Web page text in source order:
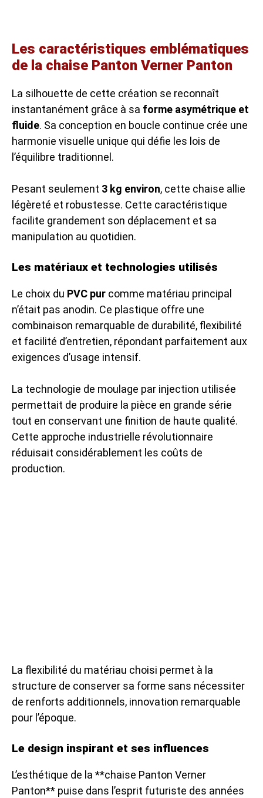
Les caractéristiques emblématiques
de la chaise Panton Verner Panton
La silhouette de cette création se reconnaît
instantanément grâce à sa forme asymétrique et
fluide. Sa conception en boucle continue crée une
harmonie visuelle unique qui défie les lois de
l’équilibre traditionnel.
Pesant seulement 3 kg environ, cette chaise allie
légèreté et robustesse. Cette caractéristique
facilite grandement son déplacement et sa
manipulation au quotidien.
Les matériaux et technologies utilisés
Le choix du PVC pur comme matériau principal
n’était pas anodin. Ce plastique offre une
combinaison remarquable de durabilité, flexibilité
et facilité d’entretien, répondant parfaitement aux
exigences d’usage intensif.
La technologie de moulage par injection utilisée
permettait de produire la pièce en grande série
tout en conservant une finition de haute qualité.
Cette approche industrielle révolutionnaire
réduisait considérablement les coûts de
production.
La flexibilité du matériau choisi permet à la
structure de conserver sa forme sans nécessiter
de renforts additionnels, innovation remarquable
pour l’époque.
Le design inspirant et ses influences
L’esthétique de la **chaise Panton Verner
Panton** puise dans l’esprit futuriste des années